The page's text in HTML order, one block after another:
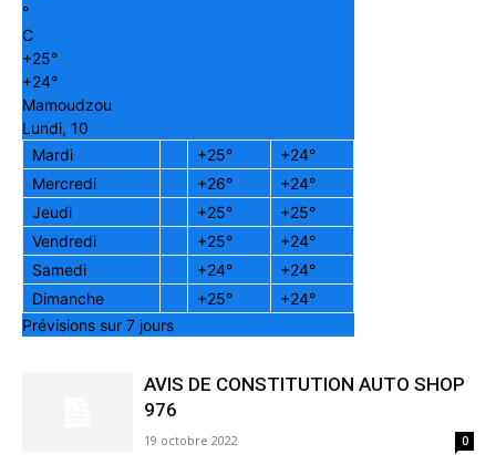
°
C
+25°
+24°
Mamoudzou
Lundi, 10
Mardi
+25° +24°
Mercredi
+26° +24°
Jeudi
+25° +25°
Vendredi
+25° +24°
Samedi
+24° +24°
Dimanche
+25° +24°
Prévisions sur 7 jours
AVIS DE CONSTITUTION AUTO SHOP
976
19 octobre 2022 0